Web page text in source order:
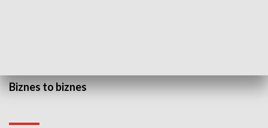
Biznes to biznes